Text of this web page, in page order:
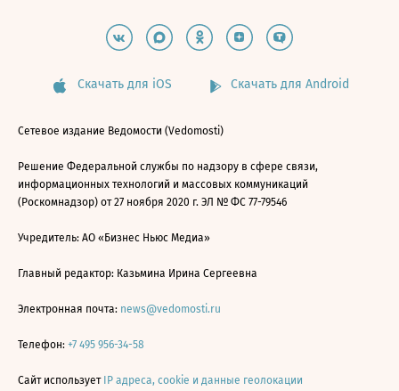
Скачать для iOS Скачать для Android
Сетевое издание Ведомости (Vedomosti)
Решение Федеральной службы по надзору в сфере связи,
информационных технологий и массовых коммуникаций
(Роскомнадзор) от 27 ноября 2020 г. ЭЛ № ФС 77-79546
Учредитель: АО «Бизнес Ньюс Медиа»
Главный редактор: Казьмина Ирина Сергеевна
Электронная почта: news@vedomosti.ru
Телефон: +7 495 956-34-58
Сайт использует IP адреса, cookie и данные геолокации